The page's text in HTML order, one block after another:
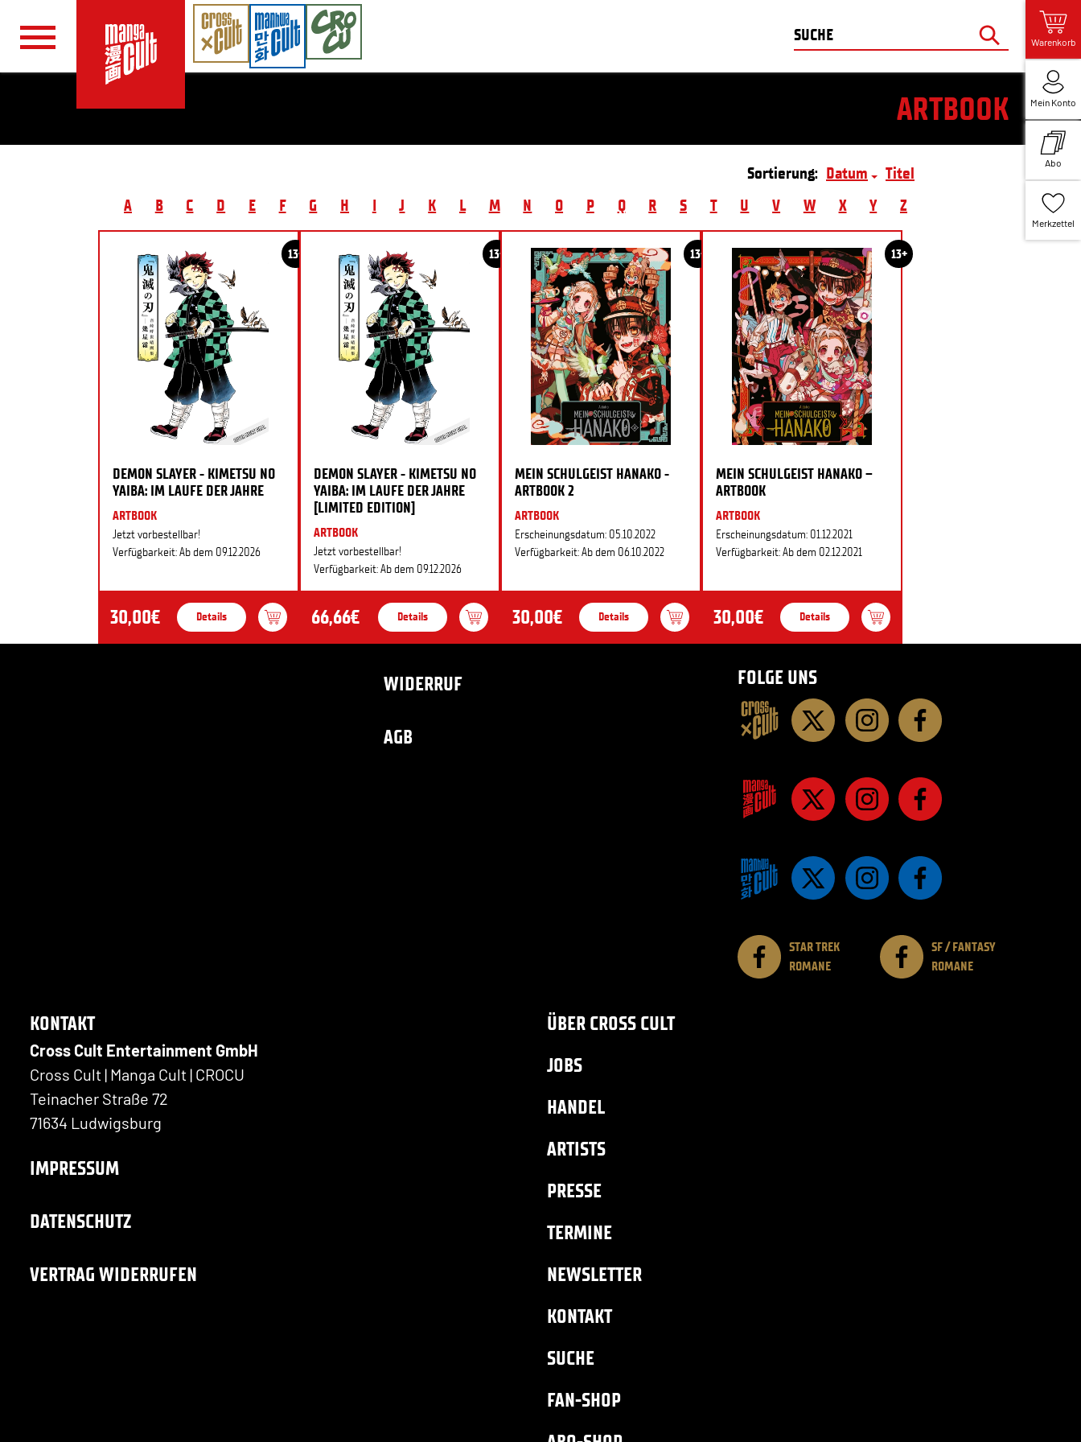
Warenkorb
Mein Konto
Abo
Merkzettel
ARTBOOK
Sortierung: Datum
Titel
A
B C D E F G H I J K L M N O P Q R S T U V W X Y Z
13+
DEMON SLAYER - KIMETSU NO
YAIBA: IM LAUFE DER JAHRE
ARTBOOK
Jetzt vorbestellbar!
Verfügbarkeit: Ab dem 09.12.2026
30,00€ Details
13+
DEMON SLAYER - KIMETSU NO
YAIBA: IM LAUFE DER JAHRE
[LIMITED EDITION]
ARTBOOK
Jetzt vorbestellbar!
Verfügbarkeit: Ab dem 09.12.2026
66,66€ Details
13+
MEIN SCHULGEIST HANAKO -
ARTBOOK 2
ARTBOOK
Erscheinungsdatum: 05.10.2022
Verfügbarkeit: Ab dem 06.10.2022
30,00€ Details
13+
MEIN SCHULGEIST HANAKO –
ARTBOOK
ARTBOOK
Erscheinungsdatum: 01.12.2021
Verfügbarkeit: Ab dem 02.12.2021
30,00€ Details
WIDERRUF
AGB
FOLGE UNS
STAR TREK
ROMANE
SF / FANTASY
ROMANE
KONTAKT
Cross Cult Entertainment GmbH
Cross Cult | Manga Cult | CROCU
Teinacher Straße 72
71634 Ludwigsburg
IMPRESSUM
DATENSCHUTZ
VERTRAG WIDERRUFEN
ÜBER CROSS CULT
JOBS
HANDEL
ARTISTS
PRESSE
TERMINE
NEWSLETTER
KONTAKT
SUCHE
FAN-SHOP